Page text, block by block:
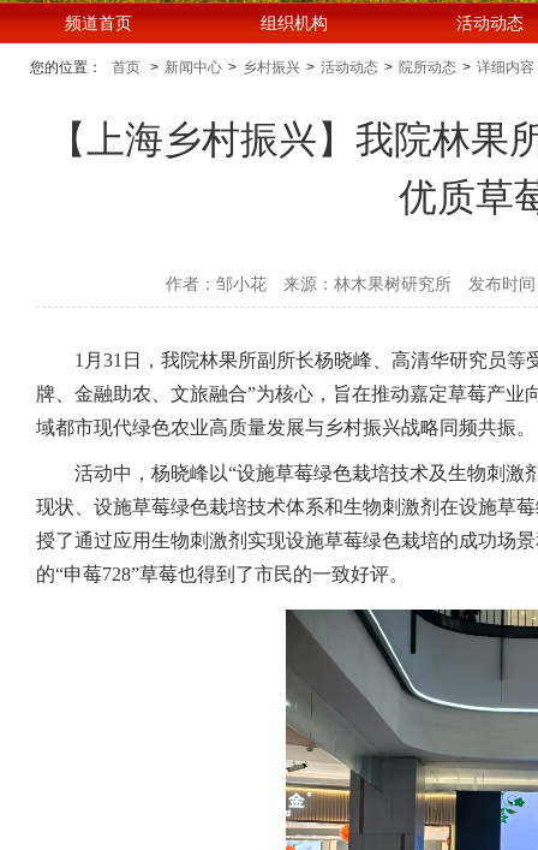
频道首页 组织机构 活动动态
您的位置： 首页 > 新闻中心 > 乡村振兴 > 活动动态 > 院所动态 > 详细内容
【上海乡村振兴】我院林
优质草
作者：邹小花 来源：林木果树研究所 发布时
1月31日，我院林果所副所长杨晓峰、高清华研究员
牌、金融助农、文旅融合”为核心，旨在推动嘉定草莓产
域都市现代绿色农业高质量发展与乡村振兴战略同频共振。
活动中，杨晓峰以“设施草莓绿色栽培技术及生物刺
现状、设施草莓绿色栽培技术体系和生物刺激剂在设施草
授了通过应用生物刺激剂实现设施草莓绿色栽培的成功场
的“申莓728”草莓也得到了市民的一致好评。